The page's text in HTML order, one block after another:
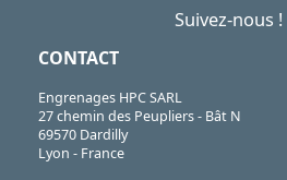
Suivez-nous !
CONTACT
Engrenages HPC SARL
27 chemin des Peupliers - Bât N
69570 Dardilly
Lyon - France